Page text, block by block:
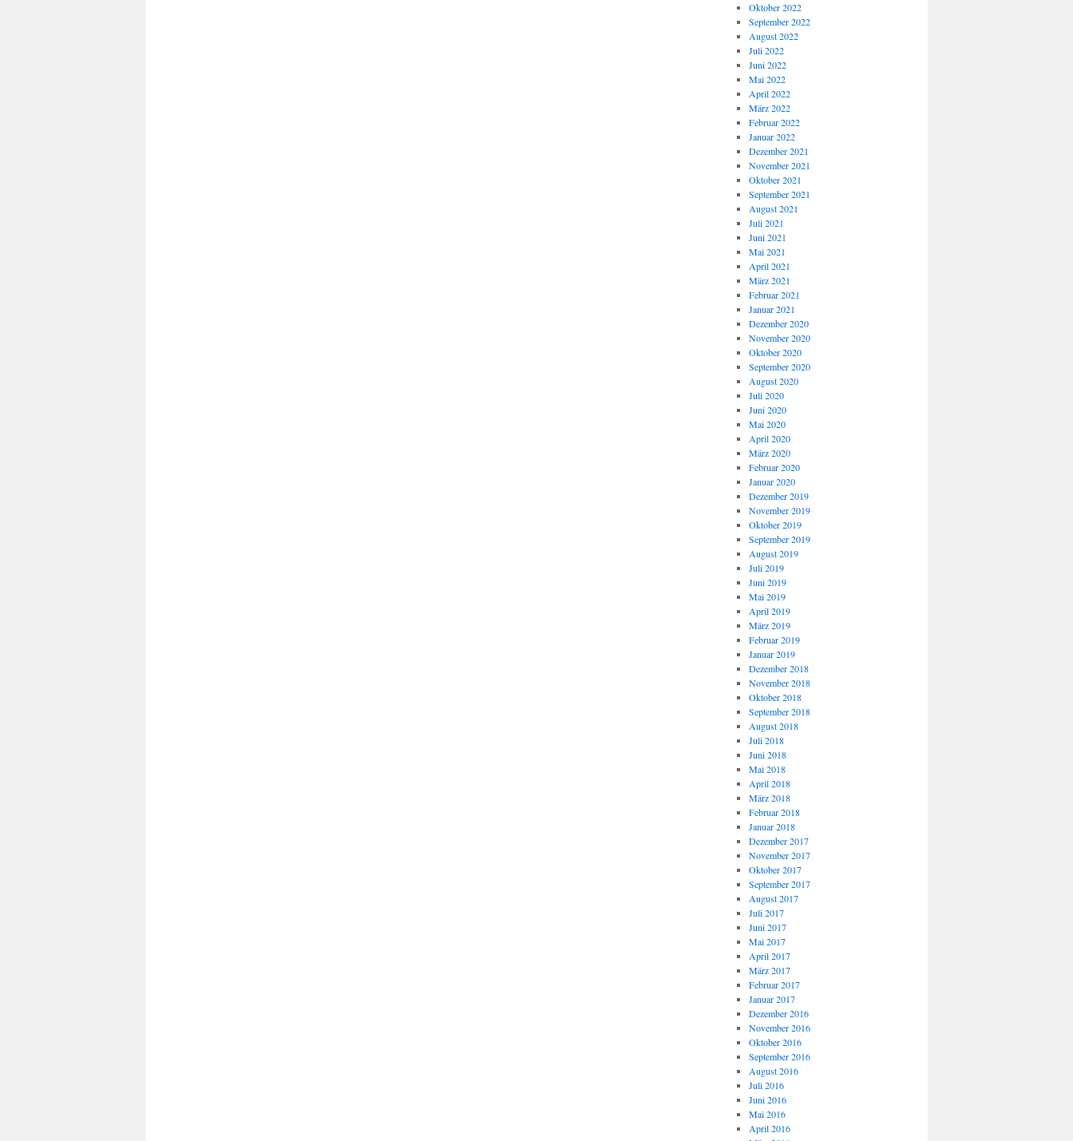
Oktober 2022
September 2022
August 2022
Juli 2022
Juni 2022
Mai 2022
April 2022
März 2022
Februar 2022
Januar 2022
Dezember 2021
November 2021
Oktober 2021
September 2021
August 2021
Juli 2021
Juni 2021
Mai 2021
April 2021
März 2021
Februar 2021
Januar 2021
Dezember 2020
November 2020
Oktober 2020
September 2020
August 2020
Juli 2020
Juni 2020
Mai 2020
April 2020
März 2020
Februar 2020
Januar 2020
Dezember 2019
November 2019
Oktober 2019
September 2019
August 2019
Juli 2019
Juni 2019
Mai 2019
April 2019
März 2019
Februar 2019
Januar 2019
Dezember 2018
November 2018
Oktober 2018
September 2018
August 2018
Juli 2018
Juni 2018
Mai 2018
April 2018
März 2018
Februar 2018
Januar 2018
Dezember 2017
November 2017
Oktober 2017
September 2017
August 2017
Juli 2017
Juni 2017
Mai 2017
April 2017
März 2017
Februar 2017
Januar 2017
Dezember 2016
November 2016
Oktober 2016
September 2016
August 2016
Juli 2016
Juni 2016
Mai 2016
April 2016